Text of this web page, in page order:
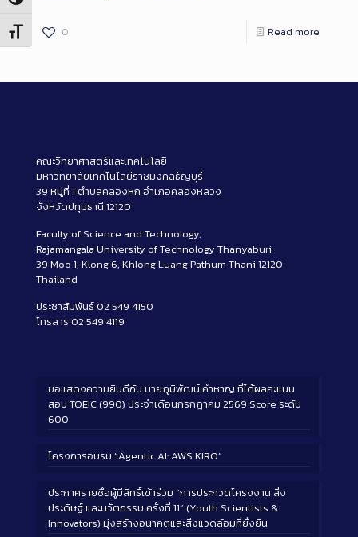
Toggle Font size
0 Read more
คณะวิทยาศาสตร์และเทคโนโลยี
มหาวิทยาลัยเทคโนโลยีราชมงคลธัญบุรี
39 หมู่ที่ 1 ตำบลคลองหก อำเภอคลองหลวง
จังหวัดปทุมธานี 12120
Faculty of Science and Technology,
Rajamangala University of Technology Thanyaburi
39 Moo 1, Klong 6, Khlong Luang Pathum Thani 12120
Thailand
ประชาสัมพันธ์ 02 549 4150
โทรสาร 02 549 4119
ขอแสดงความยินดีกับ นายภูมิพัฒน์ คำหาญ ที่ได้ผลคะแนน
สอบ TOEIC (990) ประจำเดือนกรกฎาคม 2569 Score ระดับ
600
โครงการอบรม “Agentic AI: AWS KIRO”
ประกาศรายชื่อผู้มีสิทธิ์เข้าร่วม “การประกวดโครงงาน สิ่ง
ประดิษฐ์ และนวัตกรรม ครั้งที่ 11” (Youth Scientists &
Innovators) มุ่งสร้างอนาคตและสิ่งแวดล้อมที่ยั่งยืน